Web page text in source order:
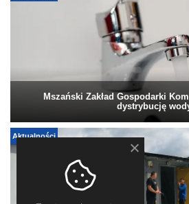
Mszański Zakład Gospodarki
dystrybucję
Aktualności